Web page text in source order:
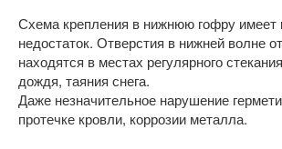
Схема крепления в нижнюю гофру имеет
недостаток. Отверстия в нижней волне
находятся в местах регулярного
дождя, таяния снега.
Даже незначительное нарушение
протечке кровли, коррозии металла.